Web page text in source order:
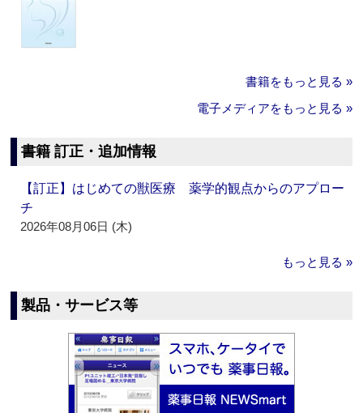
書籍をもっと見る »
電子メディアをもっと見る »
書籍 訂正・追加情報
【訂正】はじめての獣医療 薬学的観点からのアプロー
チ
2026年08月06日 (木)
もっと見る »
製品・サービス等